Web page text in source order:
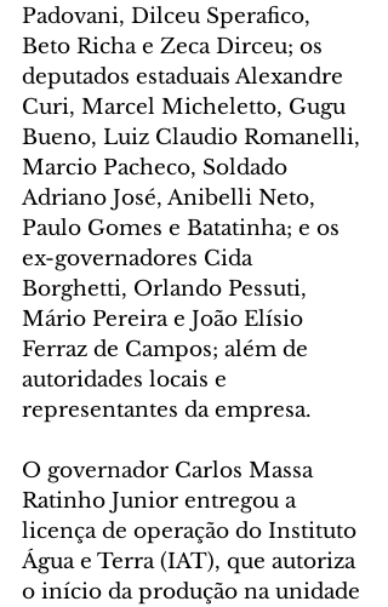
Padovani, Dilceu Sperafico,
Beto Richa e Zeca Dirceu; os
deputados estaduais Alexandre
Curi, Marcel Micheletto, Gugu
Bueno, Luiz Claudio Romanelli,
Marcio Pacheco, Soldado
Adriano José, Anibelli Neto,
Paulo Gomes e Batatinha; e os
ex-governadores Cida
Borghetti, Orlando Pessuti,
Mário Pereira e João Elísio
Ferraz de Campos; além de
autoridades locais e
representantes da empresa.
O governador Carlos Massa
Ratinho Junior entregou a
licença de operação do Instituto
Água e Terra (IAT), que autoriza
o início da produção na unidade